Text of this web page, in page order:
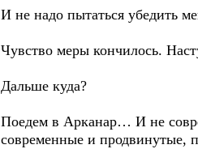
И не надо пытаться убедить
Чувство меры кончилось.
Дальше куда?
Поедем в Арканар… И не
современные и продвинутые,